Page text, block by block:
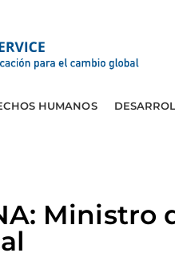
HUMANOS